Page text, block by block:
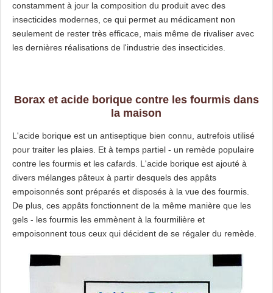
constamment à jour la composition du produit avec des
insecticides modernes, ce qui permet au médicament non
seulement de rester très efficace, mais même de rivaliser avec
les dernières réalisations de l'industrie des insecticides.
Borax et acide borique contre les fourmis dans
la maison
L'acide borique est un antiseptique bien connu, autrefois utilisé
pour traiter les plaies. Et à temps partiel - un remède populaire
contre les fourmis et les cafards. L'acide borique est ajouté à
divers mélanges pâteux à partir desquels des appâts
empoisonnés sont préparés et disposés à la vue des fourmis.
De plus, ces appâts fonctionnent de la même manière que les
gels - les fourmis les emmènent à la fourmilière et
empoisonnent tous ceux qui décident de se régaler du remède.